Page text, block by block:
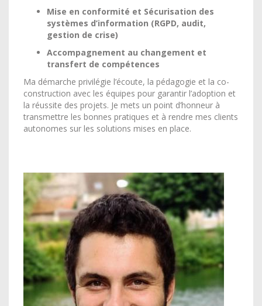
Mise en conformité et Sécurisation des
systèmes d’information (RGPD, audit,
gestion de crise)
Accompagnement au changement et
transfert de compétences
Ma démarche privilégie l’écoute, la pédagogie et la co-
construction avec les équipes pour garantir l’adoption et
la réussite des projets. Je mets un point d’honneur à
transmettre les bonnes pratiques et à rendre mes clients
autonomes sur les solutions mises en place.